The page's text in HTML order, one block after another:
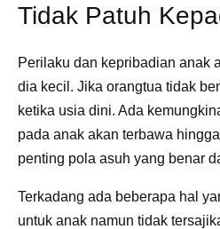
Tidak Patuh
Perilaku dan kepribadian anak
dia kecil. Jika orangtua tidak
ketika usia dini. Ada
pada anak akan terbawa
penting pola asuh yang benar
Terkadang ada beberapa hal
untuk anak namun tidak